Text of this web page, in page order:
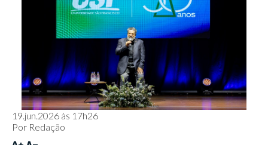
19.jun.2026 às 17h26
Por Redação